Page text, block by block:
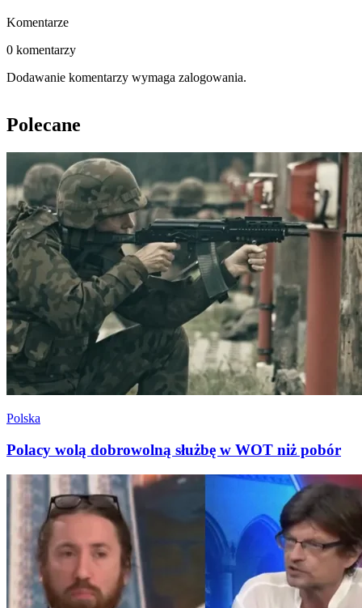
Komentarze
0 komentarzy
Dodawanie komentarzy wymaga zalogowania.
Polecane
Polska
Polacy wolą dobrowolną służbę w WOT niż pobór